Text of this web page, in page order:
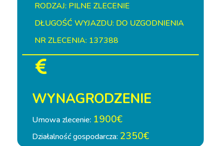
RODZAJ: PILNE ZLECENIE
DŁUGOŚĆ WYJAZDU: DO UZGODNIENIA
NR ZLECENIA: 137388
WYNAGRODZENIE
Umowa zlecenie: 1900€
Działalność gospodarcza: 2350€